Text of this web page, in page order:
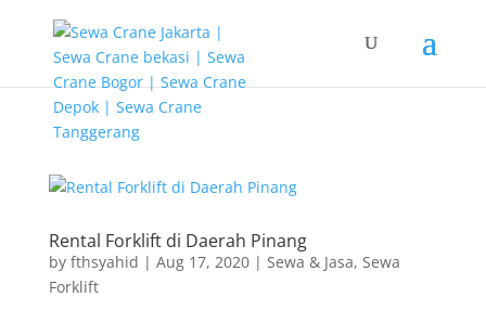
Rental Forklift di Daerah Pinang
by fthsyahid | Aug 17, 2020| Sewa & Jasa, Sewa
Forklift